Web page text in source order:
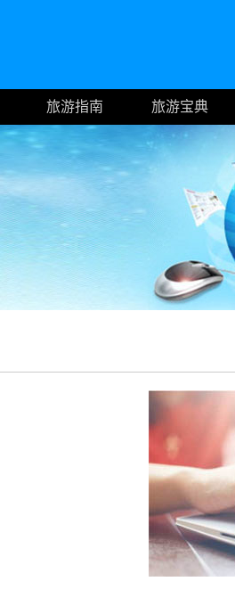
旅游指南 旅游宝典